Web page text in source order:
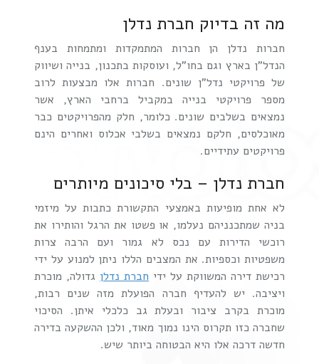
מה זה בדיוק חברת נדלן
חברות נדלן הן חברות המתמקדות ומתמחות בענף
הנדל"ן בארץ וגם בחו"ל, ועוסקות בתכנון, בנייה ושיווק
של פרויקטי נדל"ן שונים. חברות אלו מבצעות לרוב
מספר פרויקטי בנייה במקביל ברחבי הארץ, אשר
נמצאים בשלבים שונים. כלומר, חלק מהפרויקטים כבר
מאוכלסים, חלקם נמצאים בשלבי אכלוס ואחרים הינם
פרויקטים עתידיים.
חברת נדלן – בלי סיכונים מיותרים
לא אחת מופיעות באמצעי התקשורת כתבות על מיזמי
בניה שמתכנניהם נעלמו, או פשטו את הרגל והותירו את
רוכשי הדירות עם נכס לא גמור ועם הרבה צרות
משפטיות וכספיות. את המצבים הללו ניתן למנוע על ידי
רכישת דירה המשווקת על ידי חברת נדלן גדולה, מוכרת
ויציבה. יש להעדיף חברה הפועלת מזה שנים רבות,
מוכרת בקרב ציבור ובעלת גב כלכלי איתן. הסיכוי
שחברה כזו תקרוס הינו נמוך מאוד, ולכן ההשקעה בדירה
חדשה דרכה אלו היא הבטוחה ביותר שיש.